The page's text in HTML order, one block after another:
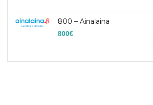
800 – Ainalaina
800€